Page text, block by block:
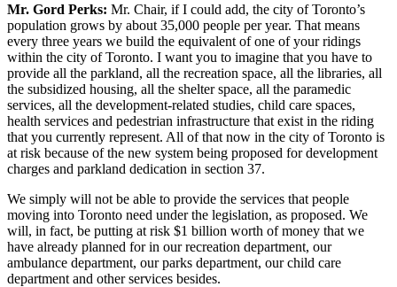
Mr. Gord Perks: Mr. Chair, if I could add, the city of Toronto’s
population grows by about 35,000 people per year. That means
every three years we build the equivalent of one of your ridings
within the city of Toronto. I want you to imagine that you have to
provide all the parkland, all the recreation space, all the libraries, all
the subsidized housing, all the shelter space, all the paramedic
services, all the development-related studies, child care spaces,
health services and pedestrian infrastructure that exist in the riding
that you currently represent. All of that now in the city of Toronto is
at risk because of the new system being proposed for development
charges and parkland dedication in section 37.
We simply will not be able to provide the services that people
moving into Toronto need under the legislation, as proposed. We
will, in fact, be putting at risk $1 billion worth of money that we
have already planned for in our recreation department, our
ambulance department, our parks department, our child care
department and other services besides.